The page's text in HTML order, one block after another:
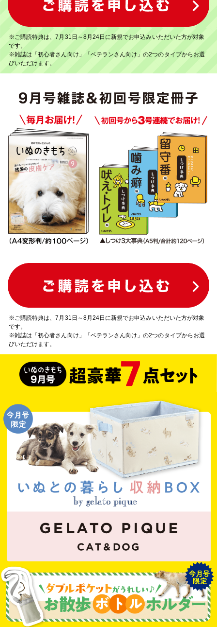
※ご購読特典は、7月31日～8月24日に新規でお申込みいただいた方が対象
です。
※雑誌は「初心者さん向け」「ベテランさん向け」の2つのタイプからお選
びいただけます。
※ご購読特典は、7月31日～8月24日に新規でお申込みいただいた方が対象
です。
※雑誌は「初心者さん向け」「ベテランさん向け」の2つのタイプからお選
びいただけます。